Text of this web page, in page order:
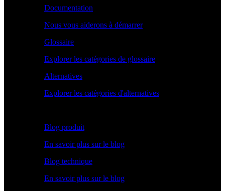
Documentation
Nous vous aiderons à démarrer
Glossaire
Explorer les catégories de glossaire
Alternatives
Explorer les catégories d'alternatives
Blog produit
En savoir plus sur le blog
Blog technique
En savoir plus sur le blog